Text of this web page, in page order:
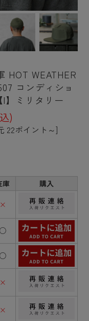
HOT WEATHER
コンディショ
】ミリタリー
)
22ポイント～]
庫 購入
×
○
○
×
×